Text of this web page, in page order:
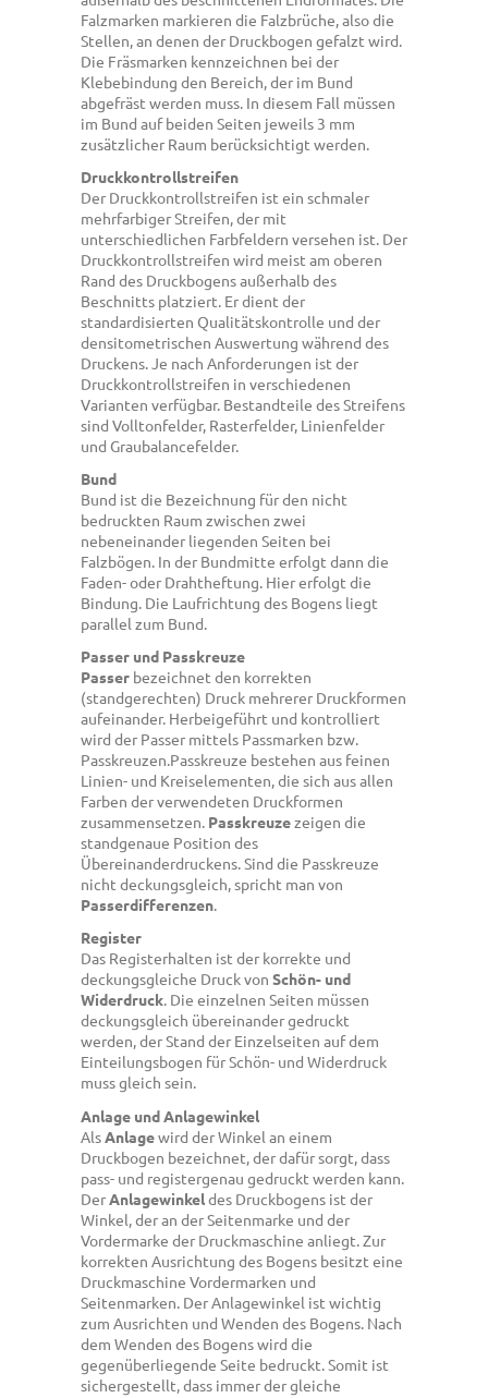
Falzmarken markieren die Falzbrüche, also die
Stellen, an denen der Druckbogen gefalzt wird.
Die Fräsmarken kennzeichnen bei der
Klebebindung den Bereich, der im Bund
abgefräst werden muss. In diesem Fall müssen
im Bund auf beiden Seiten jeweils 3 mm
zusätzlicher Raum berücksichtigt werden.
Druckkontrollstreifen
Der Druckkontrollstreifen ist ein schmaler
mehrfarbiger Streifen, der mit
unterschiedlichen Farbfeldern versehen ist. Der
Druckkontrollstreifen wird meist am oberen
Rand des Druckbogens außerhalb des
Beschnitts platziert. Er dient der
standardisierten Qualitätskontrolle und der
densitometrischen Auswertung während des
Druckens. Je nach Anforderungen ist der
Druckkontrollstreifen in verschiedenen
Varianten verfügbar. Bestandteile des Streifens
sind Volltonfelder, Rasterfelder, Linienfelder
und Graubalancefelder.
Bund
Bund ist die Bezeichnung für den nicht
bedruckten Raum zwischen zwei
nebeneinander liegenden Seiten bei
Falzbögen. In der Bundmitte erfolgt dann die
Faden- oder Drahtheftung. Hier erfolgt die
Bindung. Die Laufrichtung des Bogens liegt
parallel zum Bund.
Passer und Passkreuze
Passer bezeichnet den korrekten
(standgerechten) Druck mehrerer Druckformen
aufeinander. Herbeigeführt und kontrolliert
wird der Passer mittels Passmarken bzw.
Passkreuzen.Passkreuze bestehen aus feinen
Linien- und Kreiselementen, die sich aus allen
Farben der verwendeten Druckformen
zusammensetzen. Passkreuzezeigen die
standgenaue Position des
Übereinanderdruckens. Sind die Passkreuze
nicht deckungsgleich, spricht man von
Passerdifferenzen.
Register
Das Registerhalten ist der korrekte und
deckungsgleiche Druck von Schön- und
Widerdruck. Die einzelnen Seiten müssen
deckungsgleich übereinander gedruckt
werden, der Stand der Einzelseiten auf dem
Einteilungsbogen für Schön- und Widerdruck
muss gleich sein.
Anlage und Anlagewinkel
AlsAnlagewird der Winkel an einem
Druckbogen bezeichnet, der dafür sorgt, dass
pass- und registergenau gedruckt werden kann.
DerAnlagewinkeldes Druckbogens ist der
Winkel, der an der Seitenmarke und der
Vordermarke der Druckmaschine anliegt. Zur
korrekten Ausrichtung des Bogens besitzt eine
Druckmaschine Vordermarken und
Seitenmarken. Der Anlagewinkel ist wichtig
zum Ausrichten und Wenden des Bogens. Nach
dem Wenden des Bogens wird die
gegenüberliegende Seite bedruckt. Somit ist
sichergestellt, dass immer der gleiche